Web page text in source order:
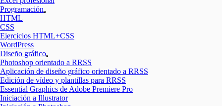
Programación
Mostrar
HTML
CSS
Ejercicios HTML+CSS
WordPress
Diseño gráfico
Mostrar
el
submenú
Photoshop orientado a RRSS
Aplicación de diseño gráfico orientado a RRSS
Edición de vídeo y plantillas para RRSS
Essential Graphics de Adobe Premiere Pro
Iniciación a Illustrator